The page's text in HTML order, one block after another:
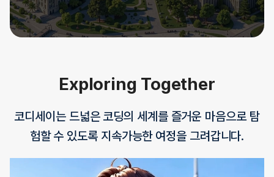
Exploring Together
코디세이는 드넓은 코딩의 세계를 즐거운 마음으로 탐
험할 수 있도록 지속가능한 여정을 그려갑니다.